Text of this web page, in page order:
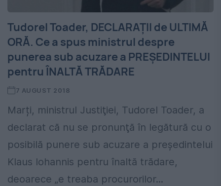
Tudorel Toader, DECLARAȚII de ULTIMĂ
ORĂ. Ce a spus ministrul despre
punerea sub acuzare a PREȘEDINTELUI
pentru ÎNALTĂ TRĂDARE
7 AUGUST 2018
Marți, ministrul Justiţiei, Tudorel Toader, a
declarat că nu se pronunţă în legătură cu o
posibilă punere sub acuzare a preşedintelui
Klaus Iohannis pentru înaltă trădare,
deoarece „e treaba procurorilor...